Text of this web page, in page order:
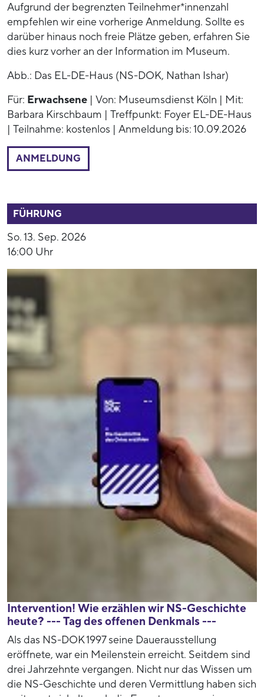
Aufgrund der begrenzten Teilnehmer*innenzahl
empfehlen wir eine vorherige Anmeldung. Sollte es
darüber hinaus noch freie Plätze geben, erfahren Sie
dies kurz vorher an der Information im Museum.
Abb.: Das EL-DE-Haus (NS-DOK, Nathan Ishar)
Für: Erwachsene | Von: Museumsdienst Köln | Mit:
Barbara Kirschbaum | Treffpunkt: Foyer EL-DE-Haus
| Teilnahme: kostenlos | Anmeldung bis: 10.09.2026
ANMELDUNG
FÜHRUNG
So. 13. Sep. 2026
16:00 Uhr
Intervention! Wie erzählen wir NS-Geschichte
heute? --- Tag des offenen Denkmals ---
Als das NS-DOK 1997 seine Dauerausstellung
eröffnete, war ein Meilenstein erreicht. Seitdem sind
drei Jahrzehnte vergangen. Nicht nur das Wissen um
die NS-Geschichte und deren Vermittlung haben sich